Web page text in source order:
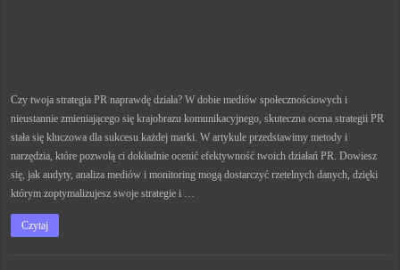
Czy twoja strategia PR naprawdę działa? W dobie mediów społecznościowych i
nieustannie zmieniającego się krajobrazu komunikacyjnego, skuteczna ocena strategii PR
stała się kluczowa dla sukcesu każdej marki. W artykule przedstawimy metody i
narzędzia, które pozwolą ci dokładnie ocenić efektywność twoich działań PR. Dowiesz
się, jak audyty, analiza mediów i monitoring mogą dostarczyć rzetelnych danych, dzięki
którym zoptymalizujesz swoje strategie i …
Czytaj